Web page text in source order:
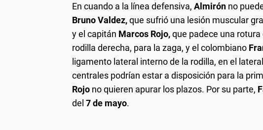
En cuando a la línea defensiva, Almirón no
Bruno Valdez,que sufrió una lesión muscular
y el capitán Marcos Rojo,que padece una
rodilla derecha, para la zaga, y el colombiano
ligamento lateral interno de la rodilla, en el
centrales podrían estar a disposición para la
Rojo no quieren apurar los plazos. Por su parte,
del 7 de mayo.